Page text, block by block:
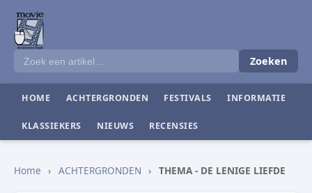
Zoeken
HOME ACHTERGRONDEN FESTIVALS INFORMATIE
KLASSIEKERS NIEUWS RECENSIES
Home › ACHTERGRONDEN › THEMA - DE LENIGE LIEFDE